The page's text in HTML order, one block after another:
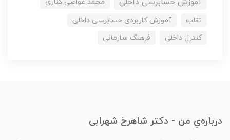
تقلب
آموزش کاربردی حسابرسی داخلی
کنترل داخلی
فرهنگ سازمانی
درباره‌یِ من - دکتر شاهرخ شهرابی